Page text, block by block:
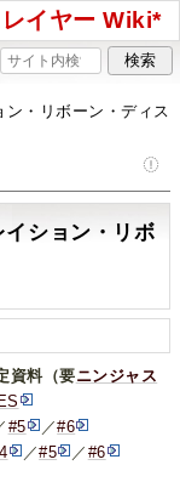
イヤー Wiki*
・リボーン・ディス
イション・リボ
資料（要ニンジャス
#5 ／#6
／#5 ／ #6